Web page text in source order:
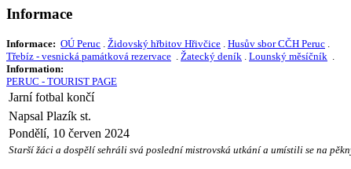
Informace
Informace: OÚ Peruc Židovský hřbitov Hřivčice Husův sbor CČH Peruc
Třebíz - vesnická památková rezervace
Žatecký deník Lounský měsíčník
Information:
PERUC - TOURIST PAGE
Jarní fotbal končí
Napsal Plazík st.
Pondělí, 10 červen 2024
Starší žáci a dospělí sehráli svá poslední mistrovská utkání a umístili se na